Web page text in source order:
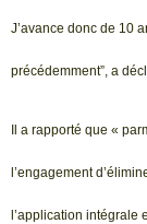
J’avance donc de 10
précédemment”, a
Il a rapporté que «
l’engagement
l’application intégrale